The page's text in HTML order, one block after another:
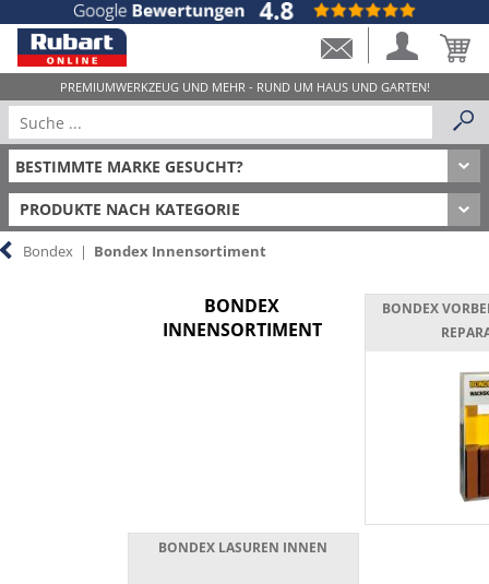
PRODUKTE NACH KATEGORIE
Bondex | Bondex Innensortiment
BONDEX
INNENSORTIMENT
BONDEX
BONDEX LASUREN INNEN